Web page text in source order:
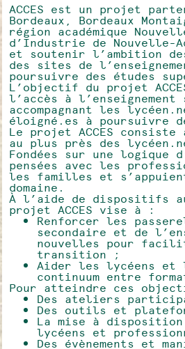
ACCES est un projet
Bordeaux, Bordeaux
région académique
d’Industrie de
et soutenir l’ambition
des sites de
poursuivre des études
L’objectif du projet
l’accès à
accompagnant les
éloigné.es à poursuivre
Le projet ACCES
au plus près des
Fondées sur une logique
pensées avec les
les familles et
domaine.
À l’aide de dispositifs
projet ACCES vise à :
Renforcer les
secondaire et de
nouvelles pour
transition ;
Aider les lycéens et
continuum entre
Pour atteindre ces
Des ateliers
Des outils et
La mise à disposition
lycéens et
Des évènements et